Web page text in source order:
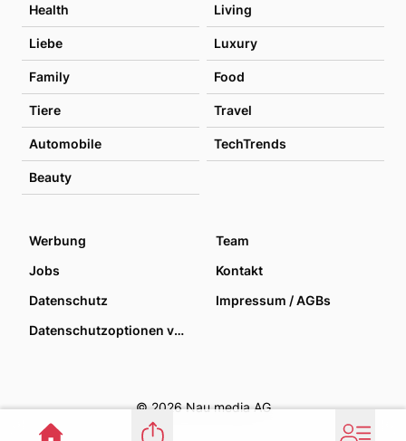
Health Living
Liebe Luxury
Family Food
Tiere Travel
Automobile TechTrends
Beauty
Werbung
Team
Jobs
Kontakt
Datenschutz
Impressum / AGBs
Datenschutzoptionen verwalten
© 2026 Nau media AG